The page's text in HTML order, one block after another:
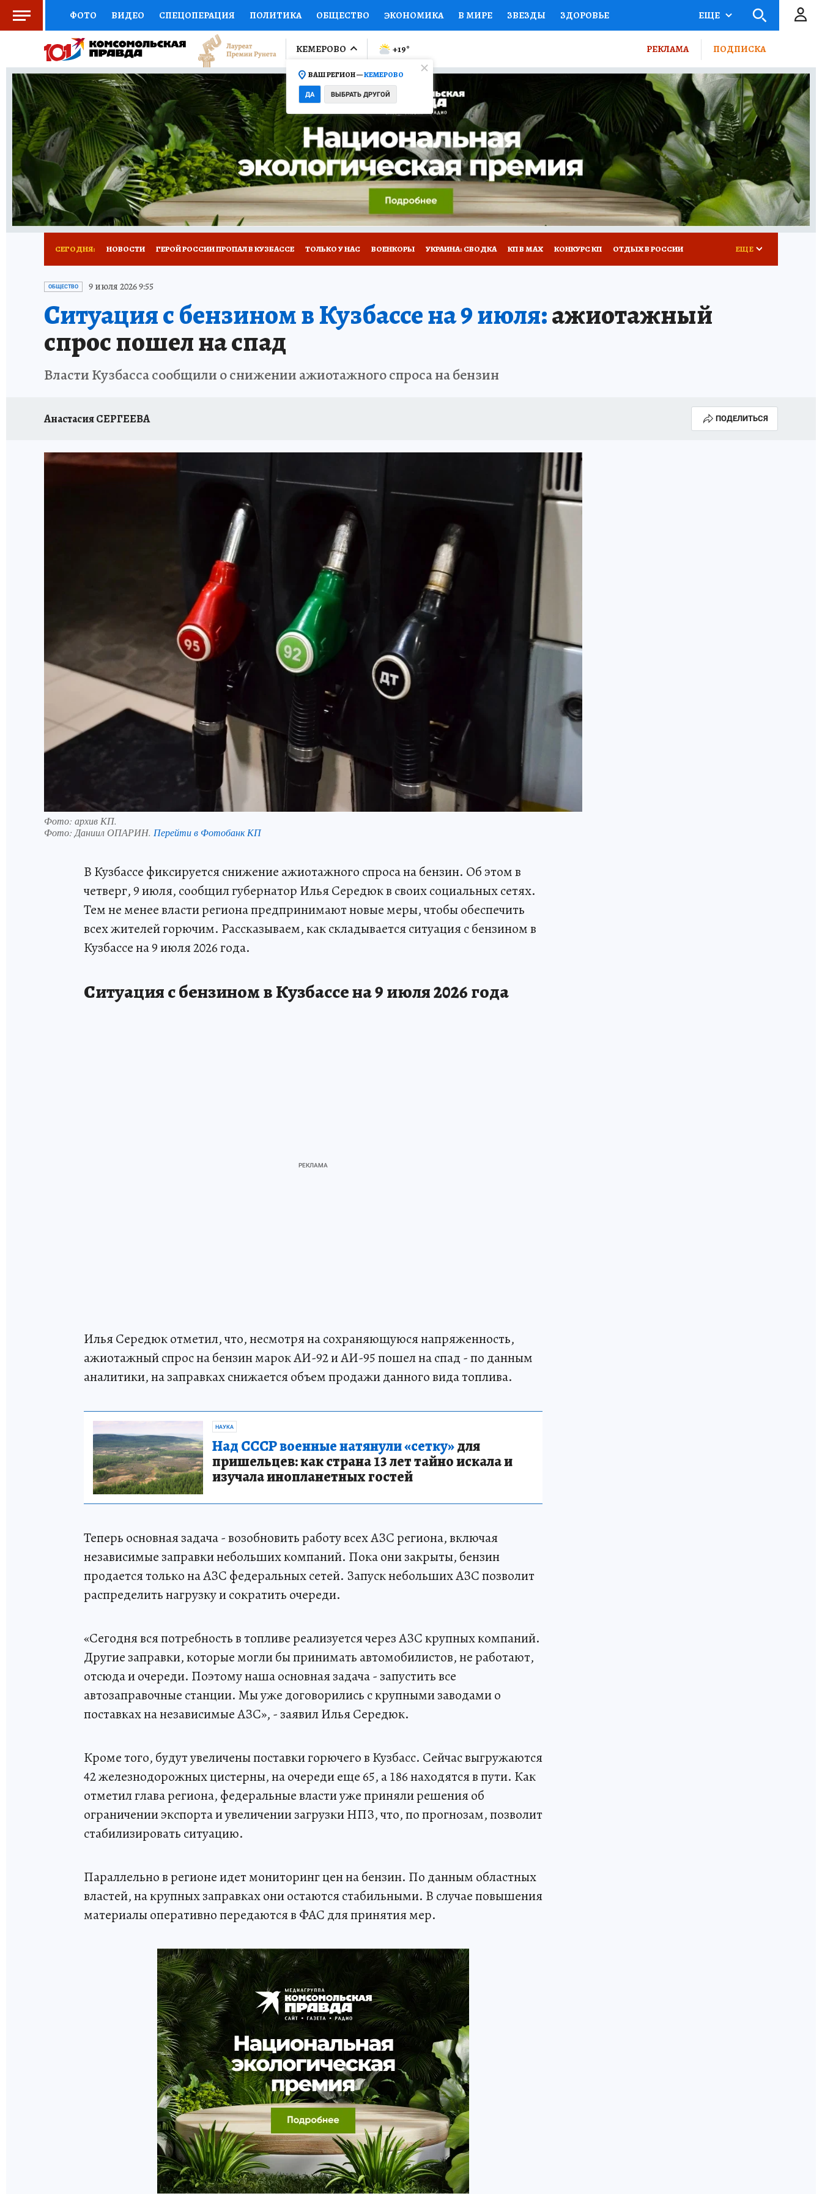
ФОТО ВИДЕО СПЕЦОПЕРАЦИЯ ПОЛИТИКА ОБЩЕСТВО ЭКОНОМИКА В МИРЕ ЗВЕЗДЫ ЗДОРОВЬЕ
СОЦПОДДЕРЖКА НАУКА СПОРТ КОЛУМНИСТЫ ПРОИСШЕСТВИЯ
ВЫБОР ЭКСПЕРТОВ ДОКТОР ФИНАНСЫ ОТКРЫВАЕМ МИР Я ЗНАЮ СЕМЬЯ ЖЕНСКИЕ СЕКРЕТЫ ПУТЕВОДИТЕЛЬ
КНИЖНАЯ ПОЛКА ПРОГНОЗЫ НА СПОРТ ПРОМОКОДЫ СЕРИАЛЫ СПЕЦПРОЕКТЫ ДЕФИЦИТ ЖЕЛЕЗА ТУРИЗМ
ПРЕСС-ЦЕНТР НЕДВИЖИМОСТЬ ТЕЛЕВИЗОР КОНКУРСЫ РАБОТА У НАС ГИД ПОТРЕБИТЕЛЯ ВСЕ О КП РАДИО КП
РЕКЛАМА ТЕСТЫ НОВОЕ НА САЙТЕ
ЕЩЕ
КЕМЕРОВО
ВАШ РЕГИОН —КЕМЕРОВО
ДА ВЫБРАТЬ ДРУГОЙ
+19° РЕКЛАМА ПОДПИСКА
СЕГОДНЯ: НОВОСТИ ГЕРОЙ РОССИИ ПРОПАЛ В КУЗБАССЕ ТОЛЬКО У НАС ВОЕНКОРЫ УКРАИНА: СВОДКА КП В МАХ КОНКУРС КП ОТДЫХ В РОССИИ
ЗАПОВЕДНАЯ РОССИЯ
ЕЩЕ
ОБЩЕСТВО 9 июля 2026 9:55
Ситуация с бензином в Кузбассе на 9 июля:ажиотажный
спрос пошел на спад
Власти Кузбасса сообщили о снижении ажиотажного спроса на бензин
Анастасия СЕРГЕЕВА ПОДЕЛИТЬСЯ
Фото: архив КП.
Фото: Даниил ОПАРИН. Перейти в Фотобанк КП
В Кузбассе фиксируется снижение ажиотажного спроса на бензин. Об этом в
четверг, 9 июля, сообщил губернатор Илья Середюк в своих социальных сетях.
Тем не менее власти региона предпринимают новые меры, чтобы обеспечить
всех жителей горючим. Рассказываем, как складывается ситуация с бензином в
Кузбассе на 9 июля 2026 года.
Ситуация с бензином в Кузбассе на 9 июля 2026 года
Илья Середюк отметил, что, несмотря на сохраняющуюся напряженность,
ажиотажный спрос на бензин марок АИ-92 и АИ-95 пошел на спад - по данным
аналитики, на заправках снижается объем продажи данного вида топлива.
НАУКА
Над СССР военные натянули «сетку»для
пришельцев: как страна 13 лет тайно искала и
изучала инопланетных гостей
Теперь основная задача - возобновить работу всех АЗС региона, включая
независимые заправки небольших компаний. Пока они закрыты, бензин
продается только на АЗС федеральных сетей. Запуск небольших АЗС позволит
распределить нагрузку и сократить очереди.
«Сегодня вся потребность в топливе реализуется через АЗС крупных компаний.
Другие заправки, которые могли бы принимать автомобилистов, не работают,
отсюда и очереди. Поэтому наша основная задача - запустить все
автозаправочные станции. Мы уже договорились с крупными заводами о
поставках на независимые АЗС», - заявил Илья Середюк.
Кроме того, будут увеличены поставки горючего в Кузбасс. Сейчас выгружаются
42 железнодорожных цистерны, на очереди еще 65, а 186 находятся в пути. Как
отметил глава региона, федеральные власти уже приняли решения об
ограничении экспорта и увеличении загрузки НПЗ, что, по прогнозам, позволит
стабилизировать ситуацию.
Параллельно в регионе идет мониторинг цен на бензин. По данным областных
властей, на крупных заправках они остаются стабильными. В случае повышения
материалы оперативно передаются в ФАС для принятия мер.